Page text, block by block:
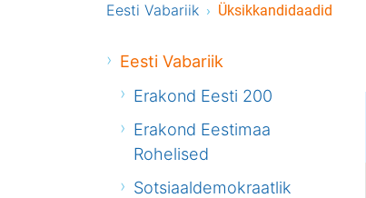
Eesti Vabariik Üksikkandidaadid
Eesti Vabariik
Erakond Eesti 200
Erakond Eestimaa
Rohelised
Sotsiaaldemokraatlik